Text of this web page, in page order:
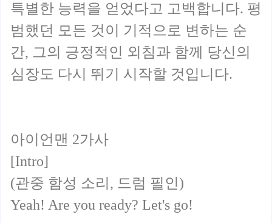
특별한 능력을 얻었다고 고백합니다. 평
범했던 모든 것이 기적으로 변하는 순
간, 그의 긍정적인 외침과 함께 당신의
심장도 다시 뛰기 시작할 것입니다.
아이언맨 2가사
[Intro]
(관중 함성 소리, 드럼 필인)
Yeah! Are you ready? Let's go!